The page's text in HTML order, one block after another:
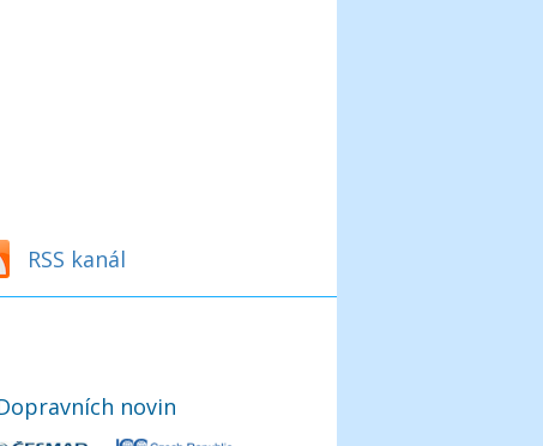
RSS kanál
novin